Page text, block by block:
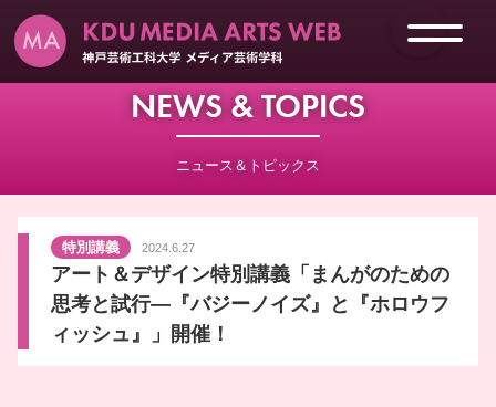
NEWS & TOPICS
ニュース＆トピックス
特別講義 2024.6.27
アート＆デザイン特別講義「まんがのための
思考と試行―『バジーノイズ』と『ホロウフ
ィッシュ』」開催！